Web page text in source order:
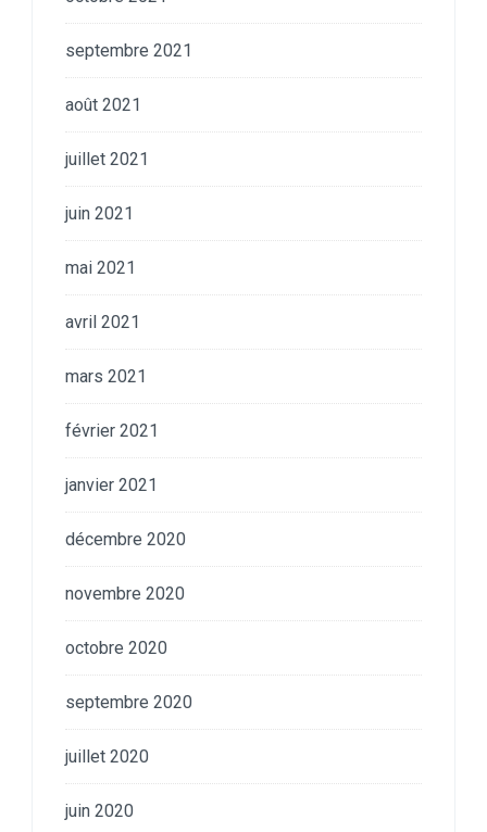
septembre 2021
août 2021
juillet 2021
juin 2021
mai 2021
avril 2021
mars 2021
février 2021
janvier 2021
décembre 2020
novembre 2020
octobre 2020
septembre 2020
juillet 2020
juin 2020